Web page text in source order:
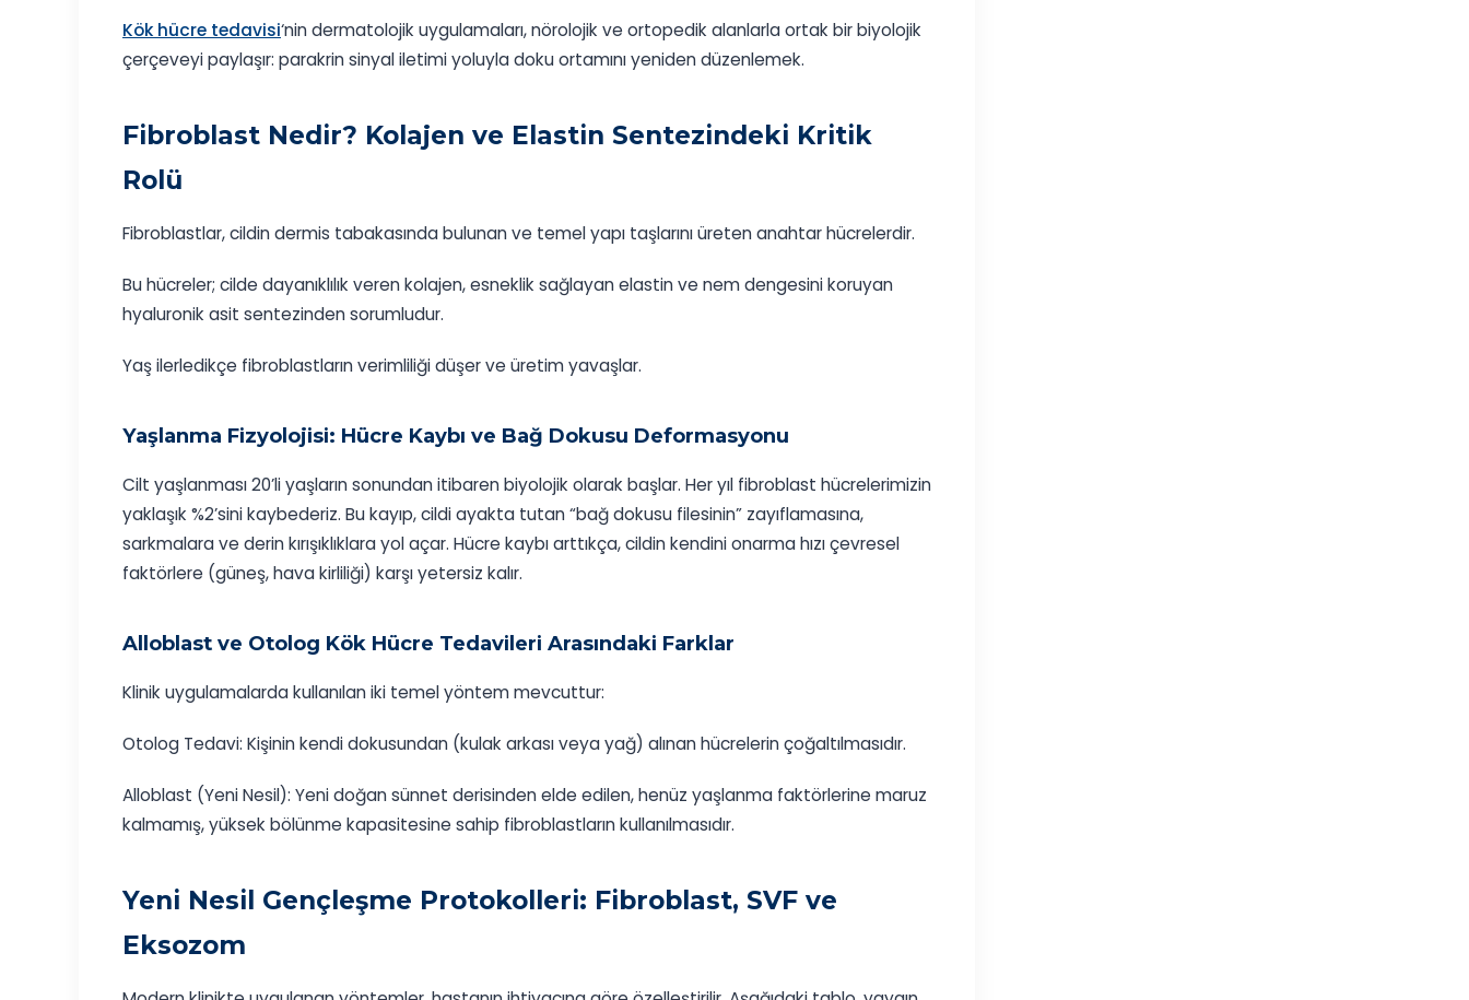
Kök hücre tedavisi‘nin dermatolojik uygulamaları, nörolojik ve ortopedik alanlarla ortak bir biyolojik
çerçeveyi paylaşır: parakrin sinyal iletimi yoluyla doku ortamını yeniden düzenlemek.
Fibroblast Nedir? Kolajen ve Elastin Sentezindeki Kritik
Rolü
Fibroblastlar, cildin dermis tabakasında bulunan ve temel yapı taşlarını üreten anahtar hücrelerdir.
Bu hücreler; cilde dayanıklılık veren kolajen, esneklik sağlayan elastin ve nem dengesini koruyan
hyaluronik asit sentezinden sorumludur.
Yaş ilerledikçe fibroblastların verimliliği düşer ve üretim yavaşlar.
Yaşlanma Fizyolojisi: Hücre Kaybı ve Bağ Dokusu Deformasyonu
Cilt yaşlanması 20’li yaşların sonundan itibaren biyolojik olarak başlar. Her yıl fibroblast hücrelerimizin
yaklaşık %2’sini kaybederiz. Bu kayıp, cildi ayakta tutan “bağ dokusu filesinin” zayıflamasına,
sarkmalara ve derin kırışıklıklara yol açar. Hücre kaybı arttıkça, cildin kendini onarma hızı çevresel
faktörlere (güneş, hava kirliliği) karşı yetersiz kalır.
Alloblast ve Otolog Kök Hücre Tedavileri Arasındaki Farklar
Klinik uygulamalarda kullanılan iki temel yöntem mevcuttur:
Otolog Tedavi: Kişinin kendi dokusundan (kulak arkası veya yağ) alınan hücrelerin çoğaltılmasıdır.
Alloblast (Yeni Nesil): Yeni doğan sünnet derisinden elde edilen, henüz yaşlanma faktörlerine maruz
kalmamış, yüksek bölünme kapasitesine sahip fibroblastların kullanılmasıdır.
Yeni Nesil Gençleşme Protokolleri: Fibroblast, SVF ve
Eksozom